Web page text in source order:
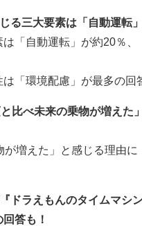
る三大要素は「自動運転
は「自動運転」が約20％
「環境配慮」が最多の回
比べ未来の乗物が増えた
が増えた」と感じる理由
ドラえもんのタイムマシ
答も！